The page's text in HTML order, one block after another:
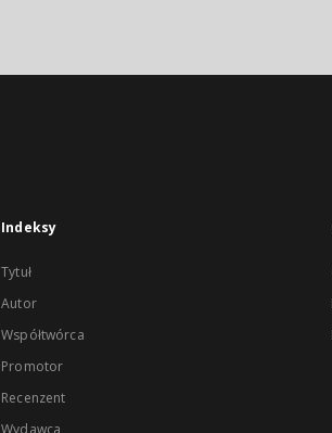
Indeksy
Tytuł
Autor
Współtwórca
Promotor
Recenzent
Wydawca